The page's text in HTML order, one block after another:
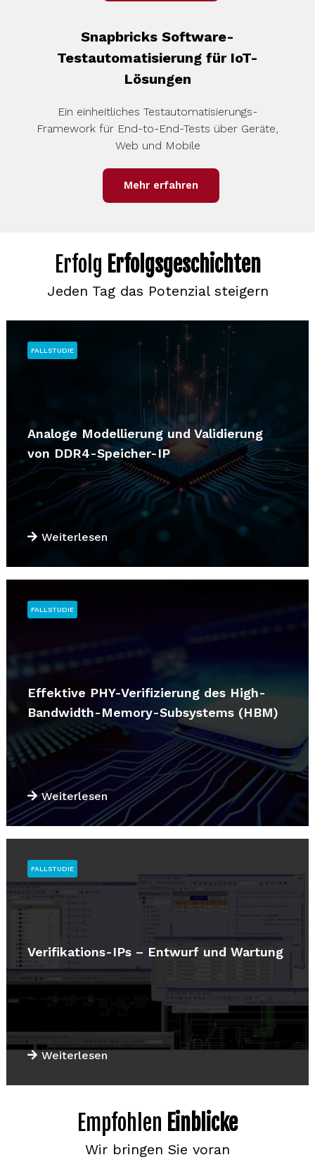
Snapbricks Software-
Testautomatisierung für IoT-
Lösungen
Ein einheitliches Testautomatisierungs-
Framework für End-to-End-Tests über Geräte,
Web und Mobile
Mehr erfahren
Erfolg Erfolgsgeschichten
Jeden Tag das Potenzial steigern
Analoge Modellierung und Validierung
von DDR4-Speicher-IP
Weiterlesen
FALLSTUDIE
Effektive PHY-Verifizierung des High-
Bandwidth-Memory-Subsystems (HBM)
Weiterlesen
FALLSTUDIE
Verifikations-IPs – Entwurf und Wartung
Weiterlesen
FALLSTUDIE
Empfohlen Einblicke
Wir bringen Sie voran